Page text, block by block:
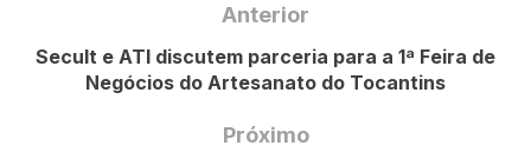
Anterior
Secult e ATI discutem parceria para a 1ª Feira de
Negócios do Artesanato do Tocantins
Próximo